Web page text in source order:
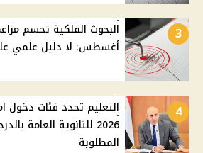
3
أغسطس: لا دليل علمي
4
التعليم تحدد فئات دخول
2026 للثانوية العامة
المطلوبة